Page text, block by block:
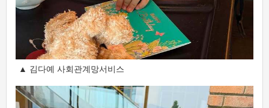
▲ 김다예 사회관계망서비스